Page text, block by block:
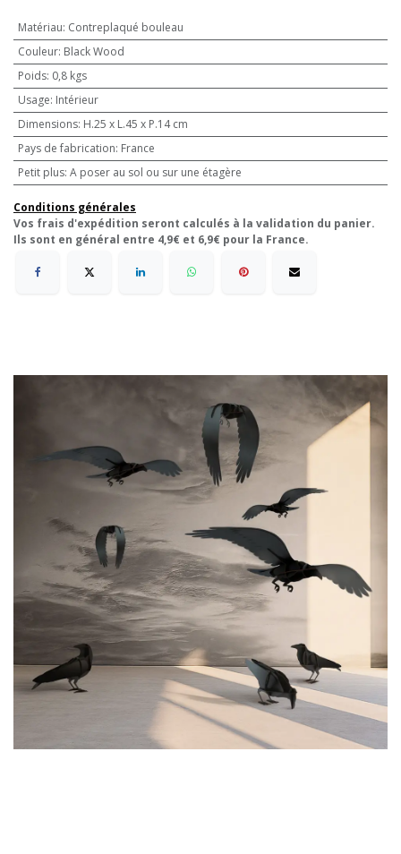
Matériau: Contreplaqué bouleau
Couleur: Black Wood
Poids: 0,8 kgs
Usage: Intérieur
Dimensions: H.25 x L.45 x P.14 cm
Pays de fabrication: France
Petit plus: A poser au sol ou sur une étagère
Conditions générales
Vos frais d'expédition seront calculés à la validation du panier.
Ils sont en général entre 4,9€ et 6,9€ pour la France.